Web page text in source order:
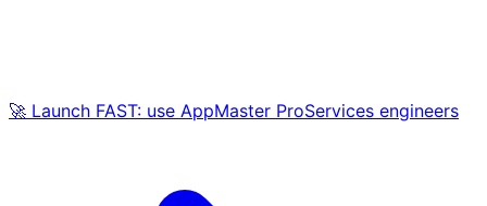
🚀 Launch FAST: use AppMaster ProServices engineers